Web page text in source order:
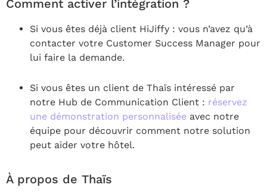
Comment activer l’intégration ?
Si vous êtes déjà client HiJiffy : vous n’avez qu’à
contacter votre Customer Success Manager pour
lui faire la demande.
Si vous êtes un client de Thaïs intéressé par
notre Hub de Communication Client : réservez
une démonstration personnalisée avec notre
équipe pour découvrir comment notre solution
peut aider votre hôtel.
À propos de Thaïs